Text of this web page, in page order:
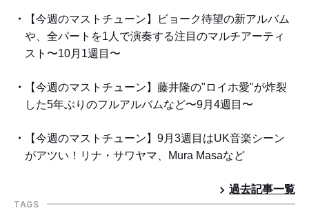
【今週のマストチューン】ビョーク待望の新アルバム
や、全パートを1人で演奏する注目のマルチアーティ
スト〜10月1週目〜
【今週のマストチューン】藤井隆の"ロイホ愛"が炸裂
した5年ぶりのフルアルバムなど〜9月4週目〜
【今週のマストチューン】9月3週目はUK音楽シーン
がアツい！リナ・サワヤマ、Mura Masaなど
過去記事一覧
TAGS